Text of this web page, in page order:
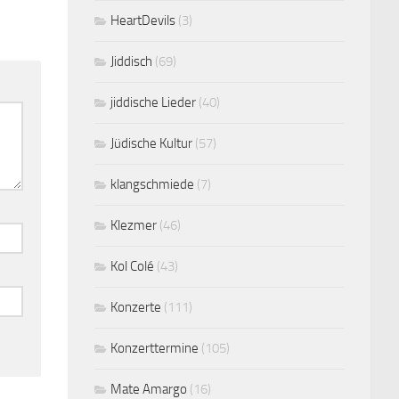
HeartDevils (3)
Jiddisch (69)
jiddische Lieder (40)
Jüdische Kultur (57)
klangschmiede (7)
Klezmer (46)
Kol Colé (43)
Konzerte (111)
Konzerttermine (105)
Mate Amargo (16)